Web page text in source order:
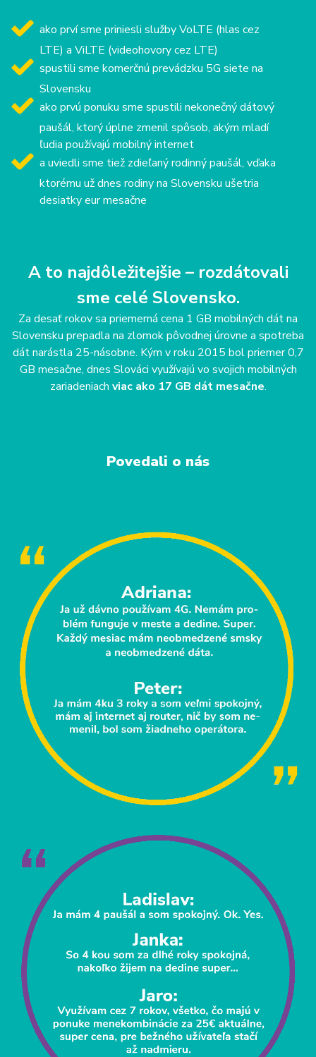
ako prví sme priniesli služby VoLTE (hlas cez
LTE) a ViLTE (videohovory cez LTE)
spustili sme komerčnú prevádzku 5G siete na
Slovensku
ako prvú ponuku sme spustili nekonečný dátový
paušál, ktorý úplne zmenil spôsob, akým mladí
ľudia používajú mobilný internet
a uviedli sme tiež zdieľaný rodinný paušál, vďaka
ktorému už dnes rodiny na Slovensku ušetria
desiatky eur mesačne
A to najdôležitejšie – rozdátovali
sme celé Slovensko.
Za desať rokov sa priemerná cena 1 GB mobilných dát na
Slovensku prepadla na zlomok pôvodnej úrovne a spotreba
dát narástla 25-násobne. Kým v roku 2015 bol priemer 0,7
GB mesačne, dnes Slováci využívajú vo svojich mobilných
zariadeniach viac ako 17 GB dát mesačne.
Povedali o nás